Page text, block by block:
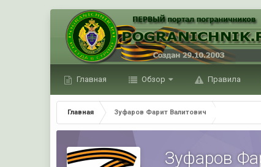
Главная Обзор Правила
Главная Зуфаров Фарит Валитович
Зуфаров